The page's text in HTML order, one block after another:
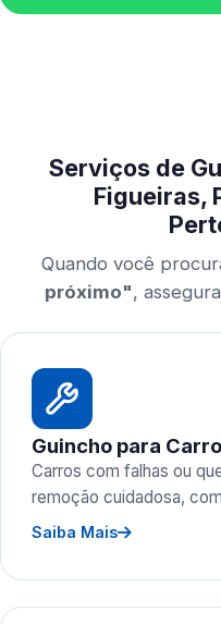
Serviços de
Figueiras,
Quando você
próximo",
Guincho para Carro
Carros com falhas ou
remoção cuidadosa,
Saiba Mais